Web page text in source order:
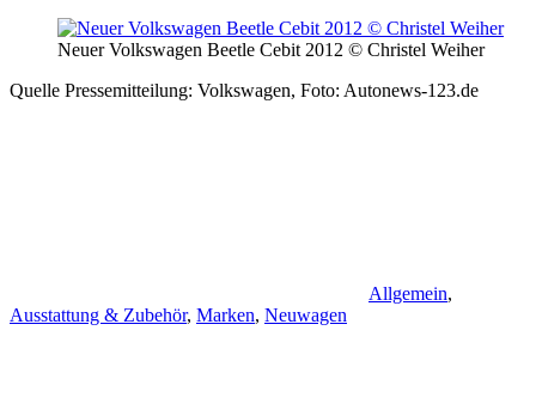
Neuer Volkswagen Beetle Cebit 2012 © Christel Weiher
Quelle Pressemitteilung: Volkswagen, Foto: Autonews-123.de
Allgemein,
Ausstattung & Zubehör, Marken, Neuwagen